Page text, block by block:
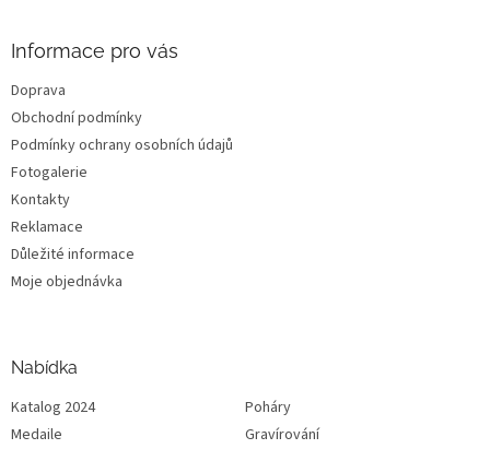
Informace pro vás
Doprava
Obchodní podmínky
Podmínky ochrany osobních údajů
Fotogalerie
Kontakty
Reklamace
Důležité informace
Moje objednávka
Nabídka
Katalog 2024
Poháry
Medaile
Gravírování